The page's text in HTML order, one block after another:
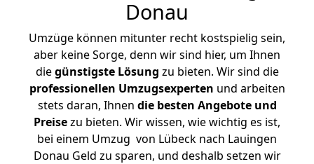
Donau
Umzüge können mitunter recht kostspielig sein,
aber keine Sorge, denn wir sind hier, um Ihnen
diegünstigste Lösung zu bieten. Wir sind die
professionellen Umzugsexperten und arbeiten
stets daran, Ihnen die besten Angebote und
Preisezu bieten. Wir wissen, wie wichtig es ist,
bei einem Umzug von Lübeck nach Lauingen
Donau Geld zu sparen, und deshalb setzen wir